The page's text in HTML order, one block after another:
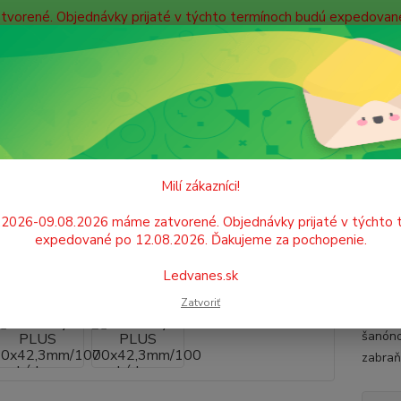
Objednávky prijaté v týchto termínoch budú
údajov Doprava
Hľadať +421
Po. -
Etikety PLUS 70x42,3mm/100 hárkov
PLUS 70x42,3mm/100
Milí zákazníci!
09.08.2026 máme zatvorené. Objednávky prijaté v týchto
expedované po 12.08.2026. Ďakujeme za pochopenie.
Ledvanes.sk
Zatvoriť